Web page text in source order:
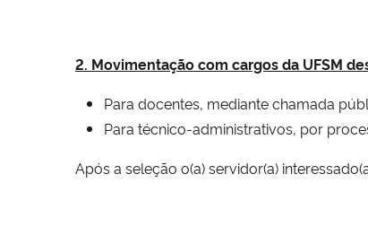
2. Movimentação com cargos da UFSM
Para docentes, mediante chamada
Para técnico-administrativos, por
Após a seleção o(a) servidor(a)